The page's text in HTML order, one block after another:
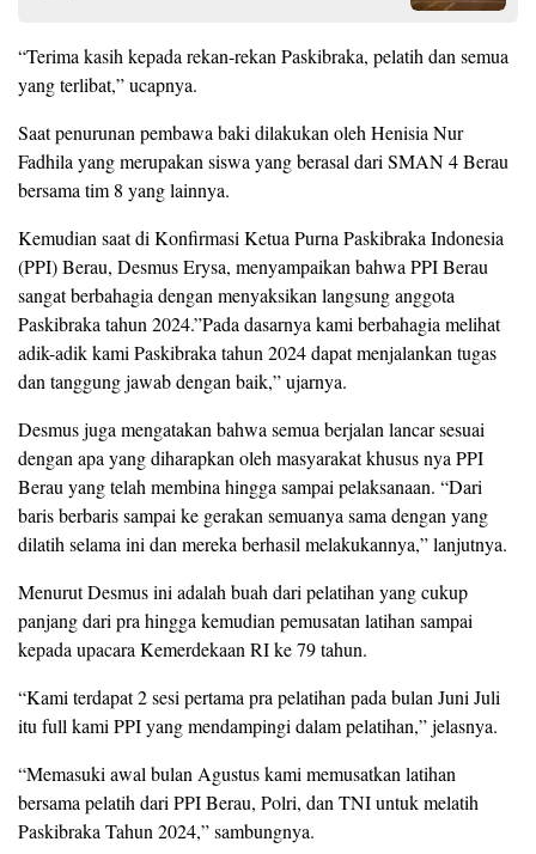
“Terima kasih kepada rekan-rekan Paskibraka, pelatih dan semua
yang terlibat,” ucapnya.
Saat penurunan pembawa baki dilakukan oleh Henisia Nur
Fadhila yang merupakan siswa yang berasal dari SMAN 4 Berau
bersama tim 8 yang lainnya.
Kemudian saat di Konfirmasi Ketua Purna Paskibraka Indonesia
(PPI) Berau, Desmus Erysa, menyampaikan bahwa PPI Berau
sangat berbahagia dengan menyaksikan langsung anggota
Paskibraka tahun 2024.”Pada dasarnya kami berbahagia melihat
adik-adik kami Paskibraka tahun 2024 dapat menjalankan tugas
dan tanggung jawab dengan baik,” ujarnya.
Desmus juga mengatakan bahwa semua berjalan lancar sesuai
dengan apa yang diharapkan oleh masyarakat khusus nya PPI
Berau yang telah membina hingga sampai pelaksanaan. “Dari
baris berbaris sampai ke gerakan semuanya sama dengan yang
dilatih selama ini dan mereka berhasil melakukannya,” lanjutnya.
Menurut Desmus ini adalah buah dari pelatihan yang cukup
panjang dari pra hingga kemudian pemusatan latihan sampai
kepada upacara Kemerdekaan RI ke 79 tahun.
“Kami terdapat 2 sesi pertama pra pelatihan pada bulan Juni Juli
itu full kami PPI yang mendampingi dalam pelatihan,” jelasnya.
“Memasuki awal bulan Agustus kami memusatkan latihan
bersama pelatih dari PPI Berau, Polri, dan TNI untuk melatih
Paskibraka Tahun 2024,” sambungnya.